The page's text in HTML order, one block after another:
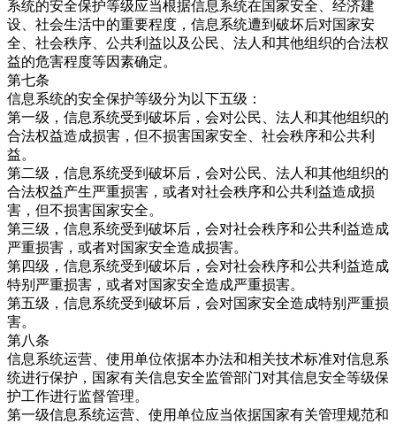
系统的安全保护等级应当根据信息系统在国家安全、经济建
设、社会生活中的重要程度，信息系统遭到破坏后对国家安
全、社会秩序、公共利益以及公民、法人和其他组织的合法权
益的危害程度等因素确定。
第七条
信息系统的安全保护等级分为以下五级：
第一级，信息系统受到破坏后，会对公民、法人和其他组织的
合法权益造成损害，但不损害国家安全、社会秩序和公共利
益。
第二级，信息系统受到破坏后，会对公民、法人和其他组织的
合法权益产生严重损害，或者对社会秩序和公共利益造成损
害，但不损害国家安全。
第三级，信息系统受到破坏后，会对社会秩序和公共利益造成
严重损害，或者对国家安全造成损害。
第四级，信息系统受到破坏后，会对社会秩序和公共利益造成
特别严重损害，或者对国家安全造成严重损害。
第五级，信息系统受到破坏后，会对国家安全造成特别严重损
害。
第八条
信息系统运营、使用单位依据本办法和相关技术标准对信息系
统进行保护，国家有关信息安全监管部门对其信息安全等级保
护工作进行监督管理。
第一级信息系统运营、使用单位应当依据国家有关管理规范和